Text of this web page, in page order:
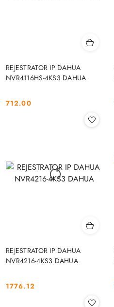
REJESTRATOR IP DAHUA
NVR4116HS-4KS3 DAHUA
Cena:
712.00
REJESTRATOR IP DAHUA
NVR4216-4KS3 DAHUA
Cena:
1776.12